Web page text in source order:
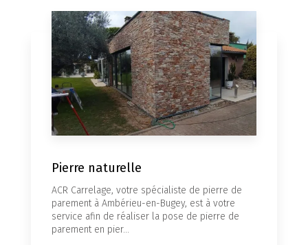
Pierre naturelle
ACR Carrelage, votre spécialiste de pierre de
parement à Ambérieu-en-Bugey, est à votre
service afin de réaliser la pose de pierre de
parement en pier...